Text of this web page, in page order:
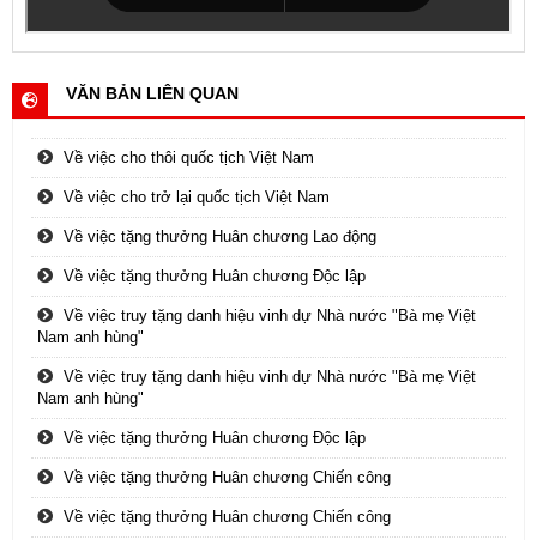
VĂN BẢN LIÊN QUAN
Về việc cho thôi quốc tịch Việt Nam
Về việc cho trở lại quốc tịch Việt Nam
Về việc tặng thưởng Huân chương Lao động
Về việc tặng thưởng Huân chương Độc lập
Về việc truy tặng danh hiệu vinh dự Nhà nước "Bà mẹ Việt
Nam anh hùng"
Về việc truy tặng danh hiệu vinh dự Nhà nước "Bà mẹ Việt
Nam anh hùng"
Về việc tặng thưởng Huân chương Độc lập
Về việc tặng thưởng Huân chương Chiến công
Về việc tặng thưởng Huân chương Chiến công